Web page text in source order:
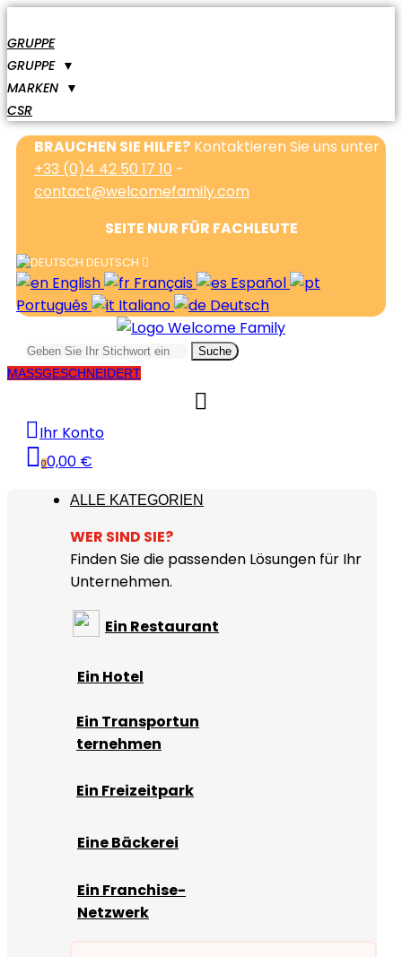
GRUPPE
GRUPPE ▼
MARKEN ▼
CSR
BRAUCHEN SIE HILFE? Kontaktieren Sie uns unter
+33 (0)4 42 50 17 10 -
contact@welcomefamily.com
SEITE NUR FÜR FACHLEUTE
DEUTSCH
English Français
Español
Português
Italiano Deutsch
Suche
MASSGESCHNEIDERT
Ihr Konto
00,00 €
ALLE KATEGORIEN
WER SIND SIE?
Finden Sie die passenden Lösungen für Ihr
Unternehmen.
Ein Restaurant
Ein Hotel
Ein Transportun
ternehmen
Ein Freizeitpark
Eine Bäckerei
Ein Franchise-
Netzwerk